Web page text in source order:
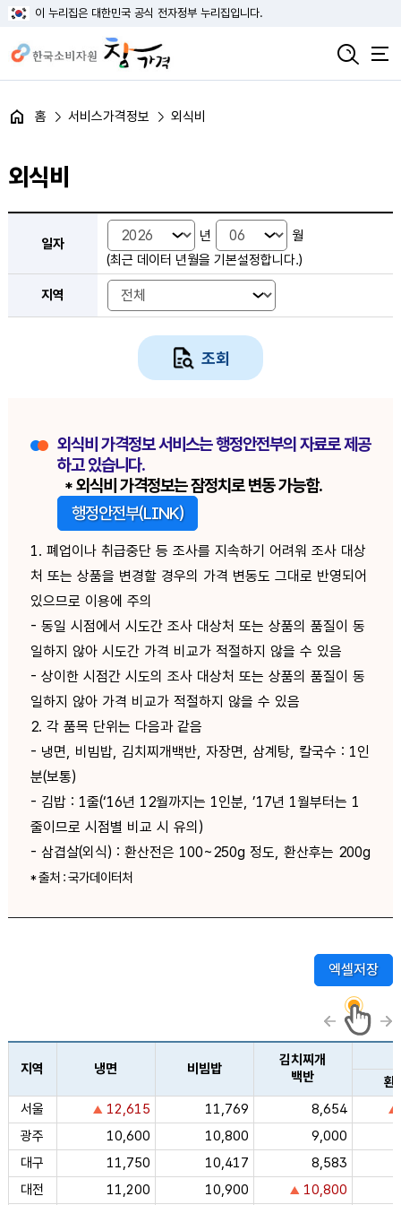
이 누리집은 대한민국 공식 전자정부 누리집입니다.
홈 서비스가격정보 외식비
외식비
일자 년
월
(최근 데이터 년월을 기본설정합니다.)
지역
조회
외식비 가격정보 서비스는 행정안전부의 자료로 제공
하고 있습니다.
* 외식비 가격정보는 잠정치로 변동 가능함.
행정안전부(LINK)
1. 폐업이나 취급중단 등 조사를 지속하기 어려워 조사 대상
처 또는 상품을 변경할 경우의 가격 변동도 그대로 반영되어
있으므로 이용에 주의
- 동일 시점에서 시도간 조사 대상처 또는 상품의 품질이 동
일하지 않아 시도간 가격 비교가 적절하지 않을 수 있음
- 상이한 시점간 시도의 조사 대상처 또는 상품의 품질이 동
일하지 않아 가격 비교가 적절하지 않을 수 있음
2. 각 품목 단위는 다음과 같음
- 냉면, 비빔밥, 김치찌개백반, 자장면, 삼계탕, 칼국수 : 1인
분(보통)
- 김밥 : 1줄(‘16년 12월까지는 1인분, ’17년 1월부터는 1
줄이므로 시점별 비교 시 유의)
- 삼겹살(외식) : 환산전은 100~250g 정도, 환산후는 200g
* 출처 : 국가데이터처
엑셀저장
지역 냉면 비빔밥
김치찌개
백반
환
서울
12,615 11,769
8,654
광주
10,600 10,800
9,000
대구
11,750 10,417
8,583
대전
11,200 10,900 10,800